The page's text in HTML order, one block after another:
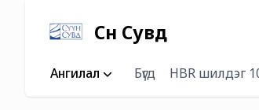
Сүүн Сувд
Ангилал Бүгд HBR шилдэг